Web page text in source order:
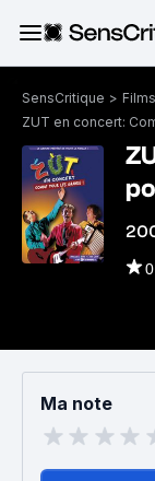
SensCritique > Films
0
Ma note